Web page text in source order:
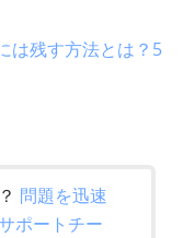
は残す方法とは？5
問題を迅速
ポートチー